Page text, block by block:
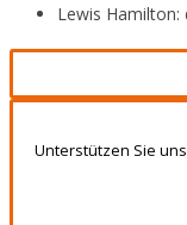
Lewis Hamilton:
Unterstützen Sie